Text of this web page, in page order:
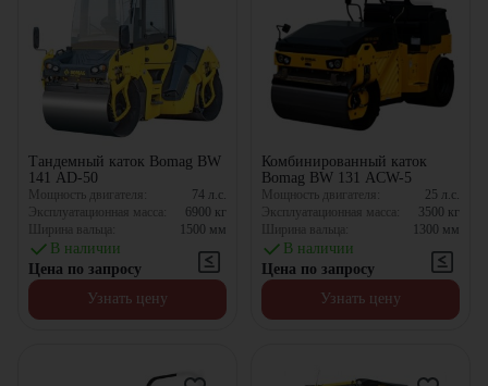
Тандемный каток Bomag BW
141 AD-50
Мощность двигателя: 74 л.с.
Эксплуатационная масса:
6900 кг
Ширина вальца:
1500 мм
В наличии
Цена по запросу
Узнать цену
Комбинированный каток
Bomag BW 131 ACW-5
Мощность двигателя: 25 л.с.
Эксплуатационная масса:
3500 кг
Ширина вальца:
1300 мм
В наличии
Цена по запросу
Узнать цену